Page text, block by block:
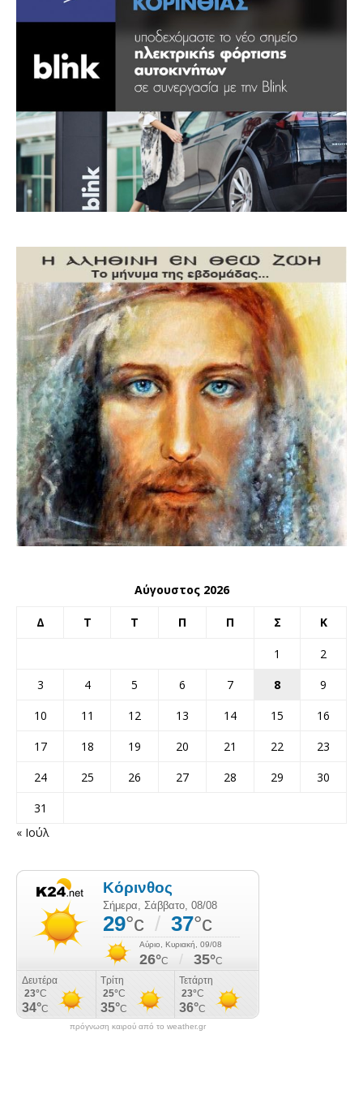
Αύγουστος 2026
Δ Τ Τ Π Π Σ Κ
1
2
3
4 5 6 7 8
9
10
11 12 13 14 15
16
17
18 19 20 21 22
23
24
25 26 27 28 29
30
31
« Ιούλ
πρόγνωση καιρού από το weather.gr